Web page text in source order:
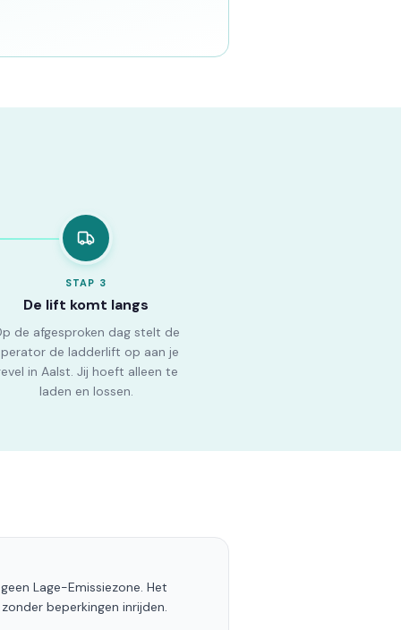
STAP 3
De lift komt langs
de afgesproken dag stelt de
de ladderlift op aan je
in Aalst. Jij hoeft alleen te
laden en lossen.
Lage-Emissiezone. Het
beperkingen inrijden.